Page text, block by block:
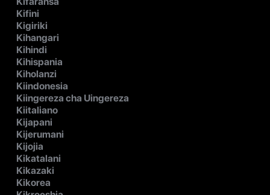
Kifini
Kigiriki
Kihangari
Kihindi
Kihispania
Kiholanzi
Kiindonesia
Kiingereza cha Uingereza
Kiitaliano
Kijapani
Kijerumani
Kijojia
Kikatalani
Kikazaki
Kikorea